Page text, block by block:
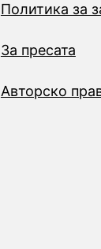
Политика за
За пресата
Авторско